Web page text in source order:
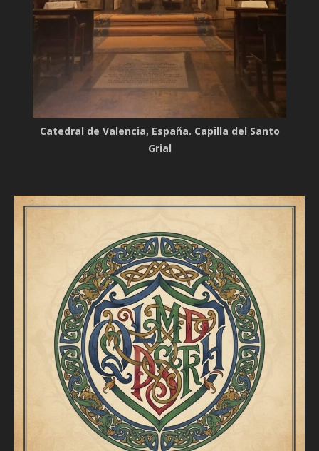
Catedral de Valencia, España. Capilla del Santo
Grial